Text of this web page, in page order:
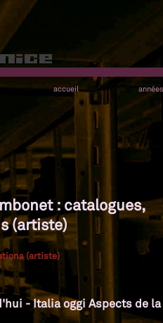
accueil années
: catalogues,
(artiste)
(artiste)
- Italia oggi Aspects de